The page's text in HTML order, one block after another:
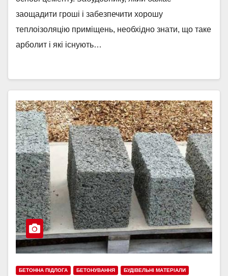
заощадити гроші і забезпечити хорошу
теплоізоляцію приміщень, необхідно знати, що таке
арболит і які існують…
БЕТОННА ПІДЛОГА БЕТОНУВАННЯ БУДІВЕЛЬНІ МАТЕРІАЛИ